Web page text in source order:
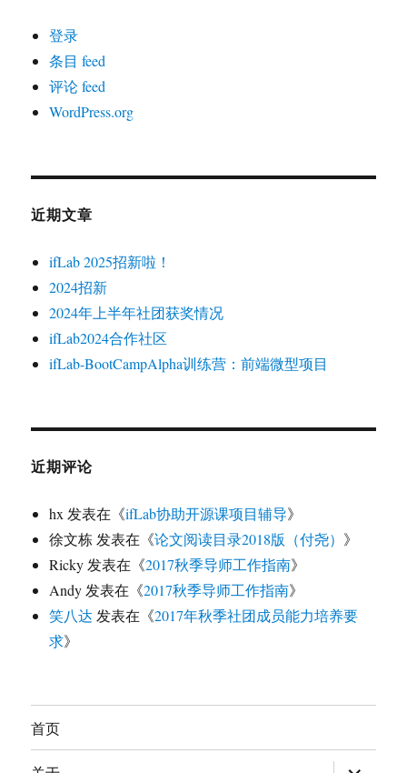
登录
条目 feed
评论 feed
WordPress.org
近期文章
ifLab 2025招新啦！
2024招新
2024年上半年社团获奖情况
ifLab2024合作社区
ifLab-BootCampAlpha训练营：前端微型项目
近期评论
hx 发表在《ifLab协助开源课项目辅导》
徐文栋 发表在《论文阅读目录2018版（付尧） 》
Ricky 发表在《2017秋季导师工作指南》
Andy 发表在《2017秋季导师工作指南》
笑八达 发表在《2017年秋季社团成员能力培养要
求》
首页
展